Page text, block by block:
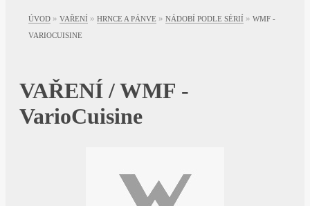
ÚVOD » VAŘENÍ » HRNCE A PÁNVE » NÁDOBÍ PODLE SÉRIÍ » WMF -
VARIOCUISINE
VAŘENÍ / WMF -
VarioCuisine